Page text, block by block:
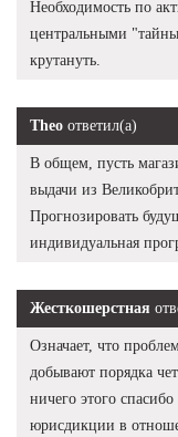
Необходимость по
центральными
крутануть.
Theo ответил(а)
В общем, пусть
выдачи из
Прогнозировать
индивидуальная
Жесткошерстная
Означает, что
добывают порядка
ничего этого
юрисдикции в